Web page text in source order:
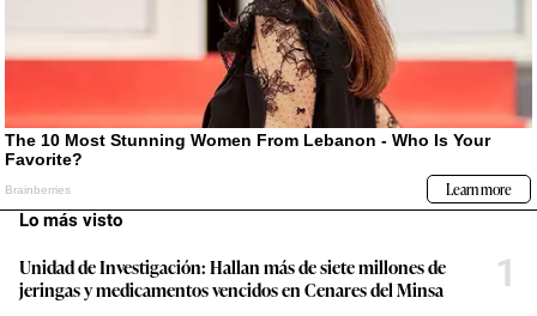
Lo más visto
Unidad de Investigación: Hallan más de siete millones de
jeringas y medicamentos vencidos en Cenares del Minsa
1